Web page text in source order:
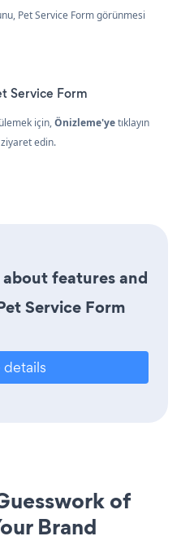
Pet Service Form görünmesi
Service Form
için,Önizleme'yetıklayın
ziyaret edin.
features and
Service Form
details
of
Brand